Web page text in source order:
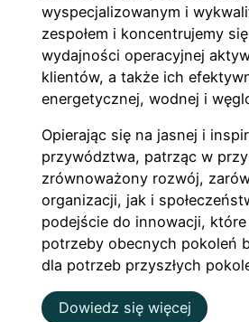
wyspecjalizowanym i
zespołem i koncentrujemy
wydajności operacyjnej
klientów, a także ich
energetycznej, wodnej i
Opierając się na jasnej i
przywództwa, patrząc w
zrównoważony rozwój,
organizacji, jak i
podejście do innowacji,
potrzeby obecnych pokoleń
dla potrzeb przyszłych
Dowiedz się więcej